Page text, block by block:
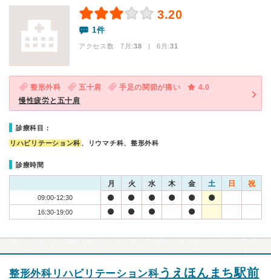
3.20
1件
アクセス数 7月:38 | 6月:31
整形外科 五十肩 手足の関節が痛い
4.0
慢性疲労と五十肩
診療科目：
リハビリテーション科 、リウマチ科、整形外科
診療時間
月 火 水 木 金 土 日 祝
09:00-12:30
16:30-19:00
整形外科リハビリテーション科うえほんまち駅前